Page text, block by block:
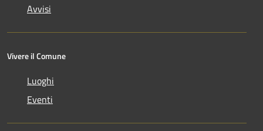
Avvisi
Vivere il Comune
Luoghi
Eventi